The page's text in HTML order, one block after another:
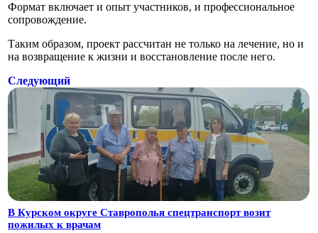
Формат включает и опыт участников, и профессиональное
сопровождение.
Таким образом, проект рассчитан не только на лечение, но и
на возвращение к жизни и восстановление после него.
Следующий
В Курском округе Ставрополья спецтранспорт возит
пожилых к врачам